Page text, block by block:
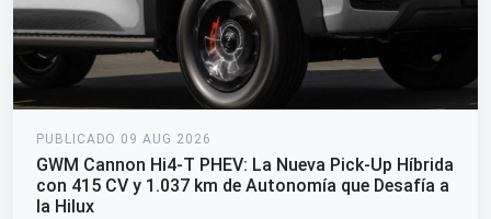
PUBLICADO 09 AUG 2026
GWM Cannon Hi4-T PHEV: La Nueva Pick-Up Híbrida
con 415 CV y 1.037 km de Autonomía que Desafía a
la Hilux